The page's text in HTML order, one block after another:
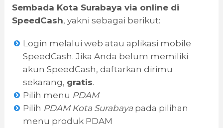
Sembada Kota Surabaya via online di
SpeedCash, yakni sebagai berikut:
Login melalui web atau aplikasi mobile
SpeedCash. Jika Anda belum memiliki
akun SpeedCash, daftarkan dirimu
sekarang, gratis.
Pilih menu PDAM
Pilih PDAM Kota Surabaya pada pilihan
menu produk PDAM